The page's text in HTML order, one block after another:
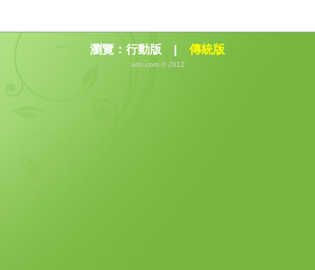
瀏覽： 行動版 | 傳統版
udn.com © 2012